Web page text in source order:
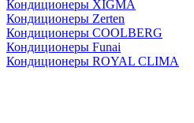
Кондиционеры XIGMA
Кондиционеры Zerten
Кондиционеры СOOLBERG
Кондиционеры Funai
Кондиционеры ROYAL CLIMA